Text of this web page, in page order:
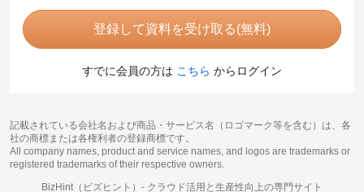
登録して資料を受け取る(無料)
すでに会員の方は こちら からログイン
記載されている会社名および商品・サービス名（ロゴマーク等を含む）は、各
社の商標または各権利者の登録商標です。
All company names, product and service names, and logos are trademarks or
registered trademarks of their respective owners.
BizHint（ビズヒント）- クラウド活用と生産性向上の専門サイト